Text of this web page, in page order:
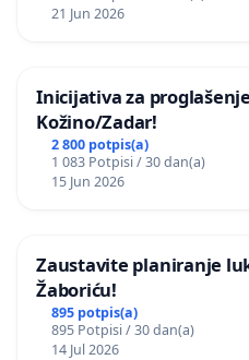
21 Jun 2026
Inicijativa za
Kožino/Zadar!
2 800 potpis(a)
1 083 Potpisi / 30 dan(a)
15 Jun 2026
Zaustavite planiranje
Žaboriću!
895 potpis(a)
895 Potpisi / 30 dan(a)
14 Jul 2026